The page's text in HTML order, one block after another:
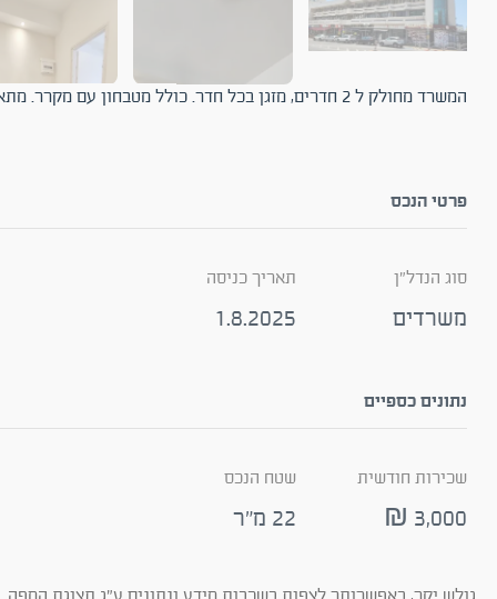
המשרד מחולק ל 2 חדרים, מזגן בכל חדר. כולל מטבחון עם מקרר. מתאים מאוד גם לקליניקה.
פרטי הנכס
סוג הנדל"ן
משרדים
תאריך כניסה
1.8.2025
נתונים כספיים
שכירות חודשית
3,000 ₪
שטח הנכס
22 מ"ר